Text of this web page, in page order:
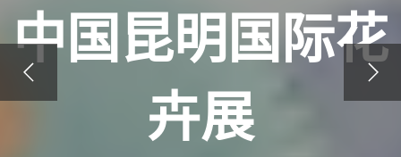
中国昆明国际花
卉展